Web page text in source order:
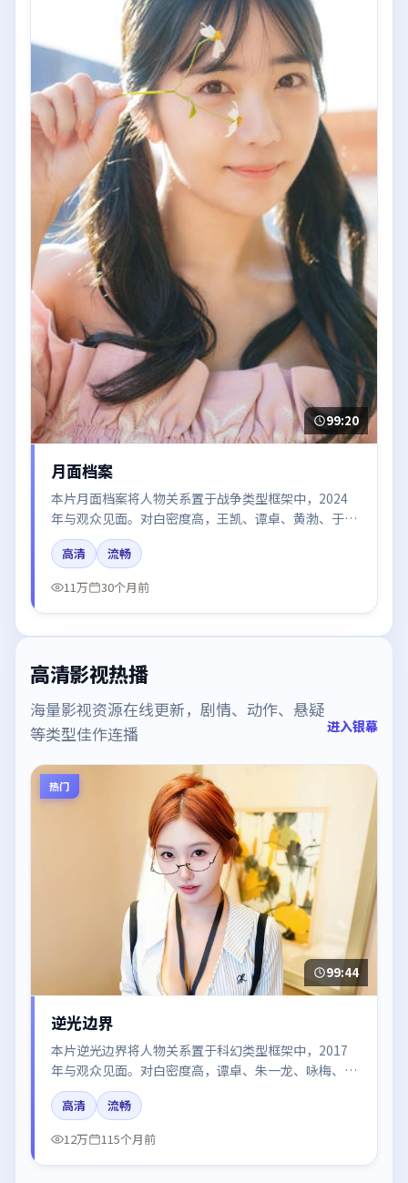
99:20
月面档案
本片月面档案将人物关系置于战争类型框架中，2024
年与观众见面。对白密度高，王凯、谭卓、黄渤、于和
伟、白宇的台词节奏值得关注；整体气质偏中国大陆都
市与冷色调摄影。
高清
流畅
11万
30个月前
高清影视热播
海量影视资源在线更新，剧情、动作、悬疑
等类型佳作连播
进入银幕
热门
99:44
逆光边界
本片逆光边界将人物关系置于科幻类型框架中，2017
年与观众见面。对白密度高，谭卓、朱一龙、咏梅、易
烊千玺的台词节奏值得关注；整体气质偏中国大陆都市
与冷色调摄影。
高清
流畅
12万
115个月前